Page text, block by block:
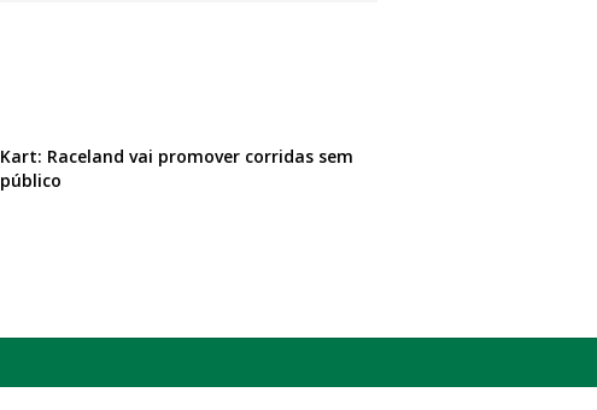
Kart: Raceland vai promover corridas sem
público